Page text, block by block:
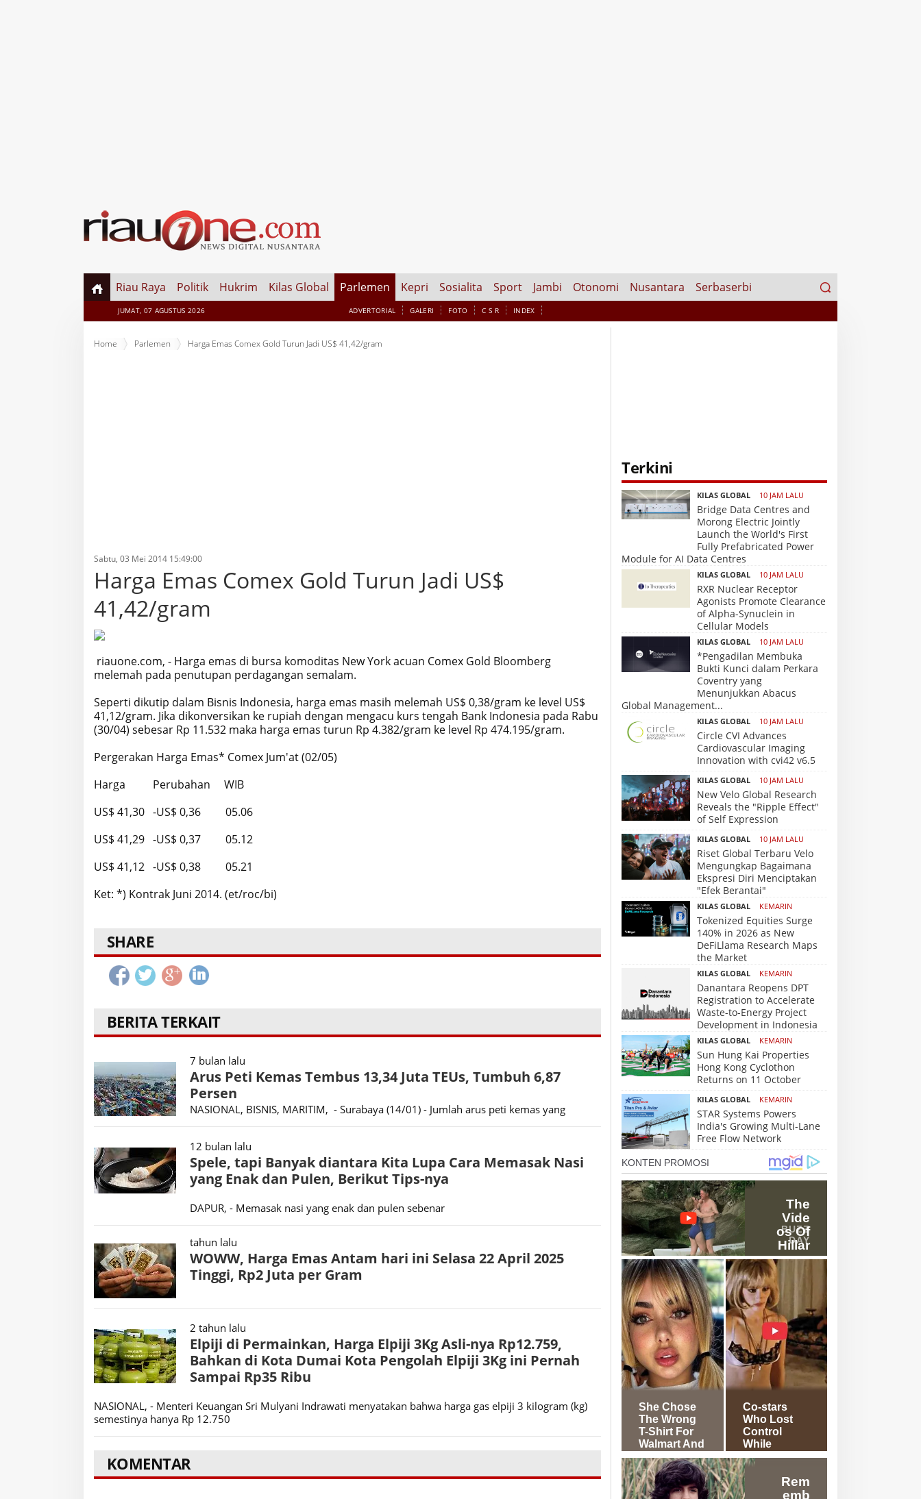
Riau Raya Politik Hukrim Kilas Global Parlemen Kepri Sosialita Sport Jambi Otonomi Nusantara Serbaserbi
Search
for:
JUMAT, 07 AGUSTUS 2026 ADVERTORIAL GALERI FOTO C S R INDEX
Home Parlemen Harga Emas Comex Gold Turun Jadi US$ 41,42/gram
Sabtu, 03 Mei 2014 15:49:00
Harga Emas Comex Gold Turun Jadi US$
41,42/gram
riauone.com, - Harga emas di bursa komoditas New York acuan Comex Gold Bloomberg
melemah pada penutupan perdagangan semalam.
Seperti dikutip dalam Bisnis Indonesia, harga emas masih melemah US$ 0,38/gram ke level US$
41,12/gram. Jika dikonversikan ke rupiah dengan mengacu kurs tengah Bank Indonesia pada Rabu
(30/04) sebesar Rp 11.532 maka harga emas turun Rp 4.382/gram ke level Rp 474.195/gram.
Pergerakan Harga Emas* Comex Jum'at (02/05)
Harga Perubahan WIB
US$ 41,30 -US$ 0,36 05.06
US$ 41,29 -US$ 0,37 05.12
US$ 41,12 -US$ 0,38 05.21
Ket: *) Kontrak Juni 2014. (et/roc/bi)
SHARE
BERITA TERKAIT
7 bulan lalu
Arus Peti Kemas Tembus 13,34 Juta TEUs, Tumbuh 6,87
Persen
NASIONAL, BISNIS, MARITIM, - Surabaya (14/01) - Jumlah arus peti kemas yang
12 bulan lalu
Spele, tapi Banyak diantara Kita Lupa Cara Memasak Nasi
yang Enak dan Pulen, Berikut Tips-nya
DAPUR, - Memasak nasi yang enak dan pulen sebenar
tahun lalu
WOWW, Harga Emas Antam hari ini Selasa 22 April 2025
Tinggi, Rp2 Juta per Gram
2 tahun lalu
Elpiji di Permainkan, Harga Elpiji 3Kg Asli-nya Rp12.759,
Bahkan di Kota Dumai Kota Pengolah Elpiji 3Kg ini Pernah
Sampai Rp35 Ribu
NASIONAL, - Menteri Keuangan Sri Mulyani Indrawati menyatakan bahwa harga gas elpiji 3 kilogram (kg)
semestinya hanya Rp 12.750
KOMENTAR
Terkini
KILAS GLOBAL 10 JAM LALU
Bridge Data Centres and
Morong Electric Jointly
Launch the World's First
Fully Prefabricated Power
Module for AI Data Centres
KILAS GLOBAL 10 JAM LALU
RXR Nuclear Receptor
Agonists Promote Clearance
of Alpha-Synuclein in
Cellular Models
KILAS GLOBAL 10 JAM LALU
*Pengadilan Membuka
Bukti Kunci dalam Perkara
Coventry yang
Menunjukkan Abacus
Global Management...
KILAS GLOBAL 10 JAM LALU
Circle CVI Advances
Cardiovascular Imaging
Innovation with cvi42 v6.5
KILAS GLOBAL 10 JAM LALU
New Velo Global Research
Reveals the "Ripple Effect"
of Self Expression
KILAS GLOBAL 10 JAM LALU
Riset Global Terbaru Velo
Mengungkap Bagaimana
Ekspresi Diri Menciptakan
"Efek Berantai"
KILAS GLOBAL KEMARIN
Tokenized Equities Surge
140% in 2026 as New
DeFiLlama Research Maps
the Market
KILAS GLOBAL KEMARIN
Danantara Reopens DPT
Registration to Accelerate
Waste-to-Energy Project
Development in Indonesia
KILAS GLOBAL KEMARIN
Sun Hung Kai Properties
Hong Kong Cyclothon
Returns on 11 October
KILAS GLOBAL KEMARIN
STAR Systems Powers
India's Growing Multi-Lane
Free Flow Network